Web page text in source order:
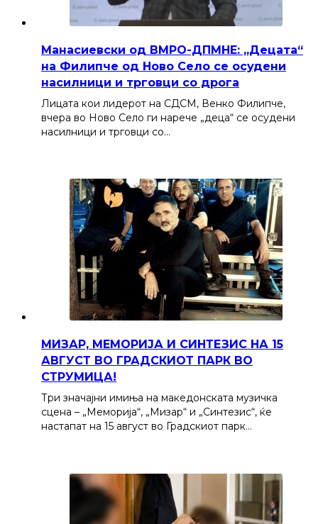
Манасиевски од ВМРО-ДПМНЕ: „Децата“
на Филипче од Ново Село се осудени
насилници и трговци со дрога
Лицата кои лидерот на СДСМ, Венко Филипче,
вчера во Ново Село ги нарече „деца“ се осудени
насилници и трговци со…
МИЗАР, МЕМОРИЈА И СИНТЕЗИС НА 15
АВГУСТ ВО ГРАДСКИОТ ПАРК ВО
СТРУМИЦА!
Три значајни имиња на македонската музичка
сцена – „Меморија“, „Мизар“ и „Синтезис“, ќе
настапат на 15 август во Градскиот парк…